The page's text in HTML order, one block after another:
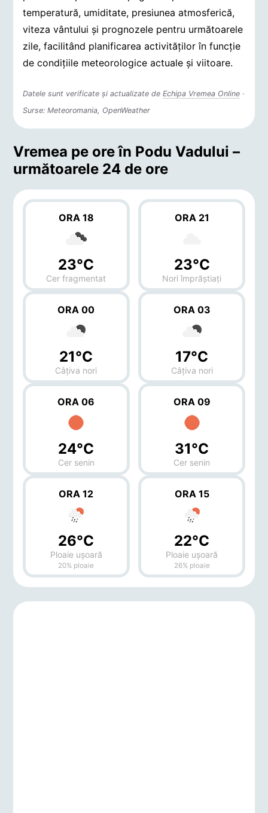
temperatură, umiditate, presiunea atmosferică,
viteza vântului și prognozele pentru următoarele
zile, facilitând planificarea activităților în funcție
de condițiile meteorologice actuale și viitoare.
Datele sunt verificate și actualizate deEchipa Vremea Online ·
Surse: Meteoromania, OpenWeather
Vremea pe ore în Podu Vadului –
următoarele 24 de ore
ORA 18
23°C
Cer fragmentat
ORA 21
23°C
Nori împrăștiați
ORA 00
21°C
Câțiva nori
ORA 03
17°C
Câțiva nori
ORA 06
24°C
Cer senin
ORA 09
31°C
Cer senin
ORA 12
26°C
Ploaie ușoară
20% ploaie
ORA 15
22°C
Ploaie ușoară
26% ploaie